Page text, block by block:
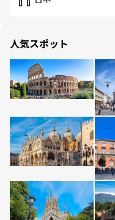
人気スポット